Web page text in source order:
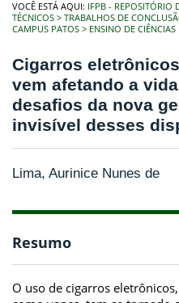
VOCÊ ESTÁ AQUI: IFPB - REPOSITÓRIO
TÉCNICOS
TRABALHOS DE
CAMPUS PATOS
ENSINO DE
Cigarros
vem afetando a
desafios da nova
invisível desses
Lima, Aurinice Nunes de
Resumo
O uso de cigarros